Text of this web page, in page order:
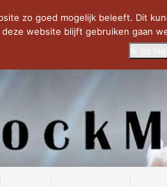
SAVATAGE KOMT TERUG IN 0...
zo goed mogelijk beleeft. Dit
deze website blijft gebruiken gaan
Ik ga